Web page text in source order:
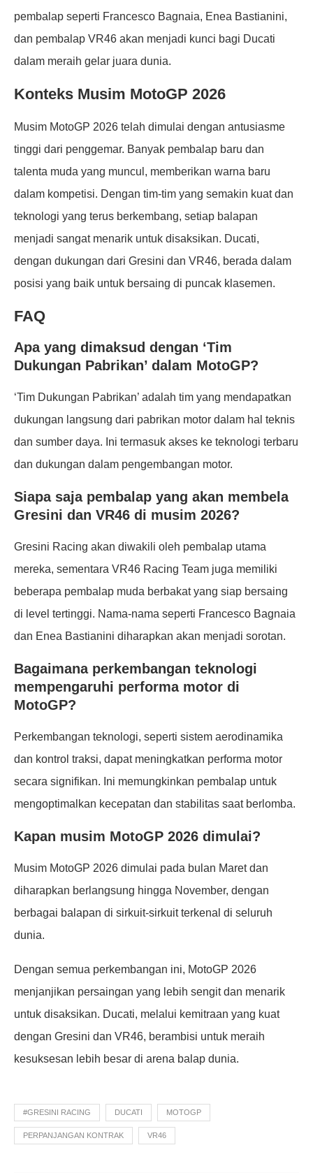
pembalap seperti Francesco Bagnaia, Enea Bastianini,
dan pembalap VR46 akan menjadi kunci bagi Ducati
dalam meraih gelar juara dunia.
Konteks Musim MotoGP 2026
Musim MotoGP 2026 telah dimulai dengan antusiasme
tinggi dari penggemar. Banyak pembalap baru dan
talenta muda yang muncul, memberikan warna baru
dalam kompetisi. Dengan tim-tim yang semakin kuat dan
teknologi yang terus berkembang, setiap balapan
menjadi sangat menarik untuk disaksikan. Ducati,
dengan dukungan dari Gresini dan VR46, berada dalam
posisi yang baik untuk bersaing di puncak klasemen.
FAQ
Apa yang dimaksud dengan ‘Tim
Dukungan Pabrikan’ dalam MotoGP?
‘Tim Dukungan Pabrikan’ adalah tim yang mendapatkan
dukungan langsung dari pabrikan motor dalam hal teknis
dan sumber daya. Ini termasuk akses ke teknologi terbaru
dan dukungan dalam pengembangan motor.
Siapa saja pembalap yang akan membela
Gresini dan VR46 di musim 2026?
Gresini Racing akan diwakili oleh pembalap utama
mereka, sementara VR46 Racing Team juga memiliki
beberapa pembalap muda berbakat yang siap bersaing
di level tertinggi. Nama-nama seperti Francesco Bagnaia
dan Enea Bastianini diharapkan akan menjadi sorotan.
Bagaimana perkembangan teknologi
mempengaruhi performa motor di
MotoGP?
Perkembangan teknologi, seperti sistem aerodinamika
dan kontrol traksi, dapat meningkatkan performa motor
secara signifikan. Ini memungkinkan pembalap untuk
mengoptimalkan kecepatan dan stabilitas saat berlomba.
Kapan musim MotoGP 2026 dimulai?
Musim MotoGP 2026 dimulai pada bulan Maret dan
diharapkan berlangsung hingga November, dengan
berbagai balapan di sirkuit-sirkuit terkenal di seluruh
dunia.
Dengan semua perkembangan ini, MotoGP 2026
menjanjikan persaingan yang lebih sengit dan menarik
untuk disaksikan. Ducati, melalui kemitraan yang kuat
dengan Gresini dan VR46, berambisi untuk meraih
kesuksesan lebih besar di arena balap dunia.
#GRESINI RACING DUCATI MOTOGP
PERPANJANGAN KONTRAK VR46